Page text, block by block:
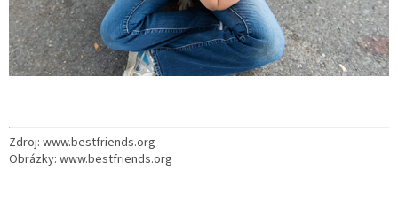
Zdroj: www.bestfriends.org
Obrázky: www.bestfriends.org